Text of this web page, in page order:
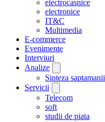
electrocasnice
electronice
IT&C
Multimedia
E-commerce
Evenimente
Interviuri
Analize
Sinteza saptamanii
Servicii
Telecom
soft
studii de piata